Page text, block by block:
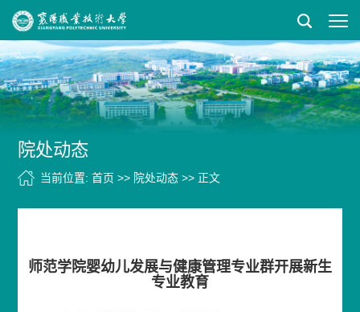
院处动态
当前位置:首页 >> 院处动态 >> 正文
师范学院婴幼儿发展与健康管理专业群开展新生
专业教育